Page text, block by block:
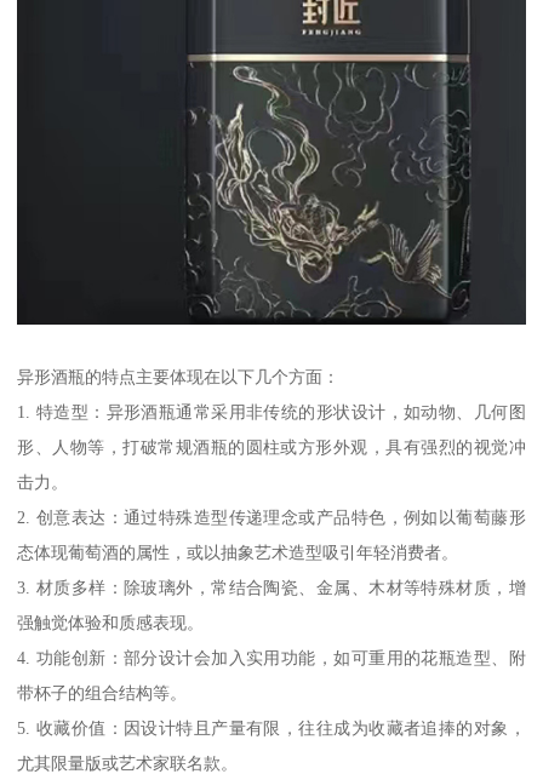
异形酒瓶的特点主要体现在以下几个方面：
1. 特造型：异形酒瓶通常采用非传统的形状设计，如动物、几何图
形、人物等，打破常规酒瓶的圆柱或方形外观，具有强烈的视觉冲
击力。
2. 创意表达：通过特殊造型传递理念或产品特色，例如以葡萄藤形
态体现葡萄酒的属性，或以抽象艺术造型吸引年轻消费者。
3. 材质多样：除玻璃外，常结合陶瓷、金属、木材等特殊材质，增
强触觉体验和质感表现。
4. 功能创新：部分设计会加入实用功能，如可重用的花瓶造型、附
带杯子的组合结构等。
5. 收藏价值：因设计特且产量有限，往往成为收藏者追捧的对象，
尤其限量版或艺术家联名款。